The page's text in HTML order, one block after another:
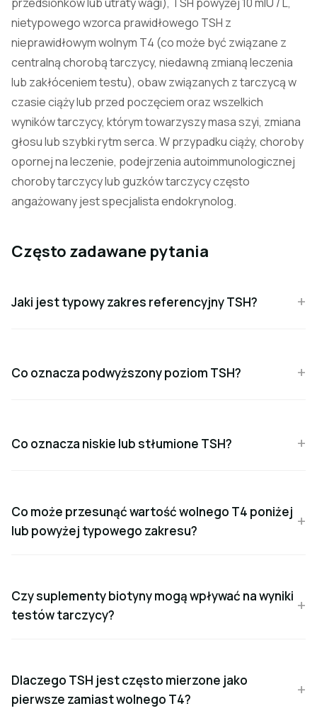
nietypowego wzorca prawidłowego TSH z
nieprawidłowym wolnym T4 (co może być związane z
centralną chorobą tarczycy, niedawną zmianą leczenia
lub zakłóceniem testu), obaw związanych z tarczycą w
czasie ciąży lub przed poczęciem oraz wszelkich
wyników tarczycy, którym towarzyszy masa szyi, zmiana
głosu lub szybki rytm serca. W przypadku ciąży, choroby
opornej na leczenie, podejrzenia autoimmunologicznej
choroby tarczycy lub guzków tarczycy często
angażowany jest specjalista endokrynolog.
Często zadawane pytania
Jaki jest typowy zakres referencyjny TSH?
Co oznacza podwyższony poziom TSH?
Co oznacza niskie lub stłumione TSH?
Co może przesunąć wartość wolnego T4 poniżej
lub powyżej typowego zakresu?
Czy suplementy biotyny mogą wpływać na wyniki
testów tarczycy?
Dlaczego TSH jest często mierzone jako
pierwsze zamiast wolnego T4?